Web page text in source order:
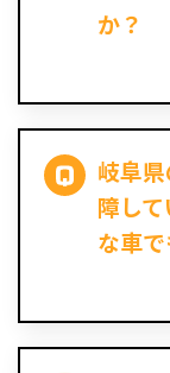
か？
岐阜
障し
な車